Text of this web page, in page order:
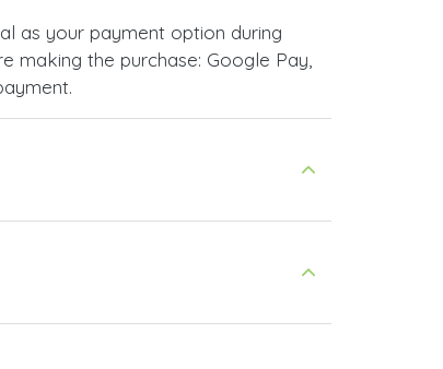
as your payment option during
making the purchase: Google Pay,